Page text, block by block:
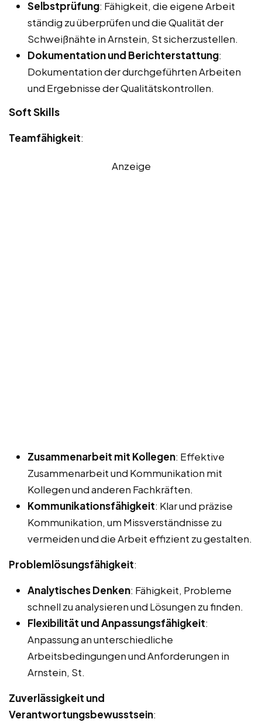
Selbstprüfung: Fähigkeit, die eigene Arbeit
ständig zu überprüfen und die Qualität der
Schweißnähte in Arnstein, St sicherzustellen.
Dokumentation und Berichterstattung:
Dokumentation der durchgeführten Arbeiten
und Ergebnisse der Qualitätskontrollen.
Soft Skills
Teamfähigkeit:
Anzeige
Zusammenarbeit mit Kollegen: Effektive
Zusammenarbeit und Kommunikation mit
Kollegen und anderen Fachkräften.
Kommunikationsfähigkeit: Klar und präzise
Kommunikation, um Missverständnisse zu
vermeiden und die Arbeit effizient zu gestalten.
Problemlösungsfähigkeit:
Analytisches Denken: Fähigkeit, Probleme
schnell zu analysieren und Lösungen zu finden.
Flexibilität und Anpassungsfähigkeit:
Anpassung an unterschiedliche
Arbeitsbedingungen und Anforderungen in
Arnstein, St.
Zuverlässigkeit und
Verantwortungsbewusstsein: